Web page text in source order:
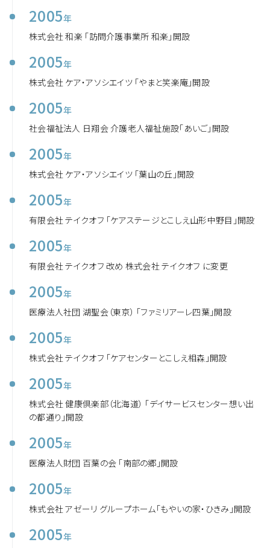
2005年
株式会社 和楽 「訪問介護事業所 和楽」開設
2005年
株式会社 ケア・アソシエイツ 「やまと笑楽庵」開設
2005年
社会福祉法人 日翔会 介護老人福祉施設「あいご」開設
2005年
株式会社 ケア・アソシエイツ 「葉山の丘」開設
2005年
有限会社 テイクオフ 「ケアステージとこしえ山形中野目」開設
2005年
有限会社 テイクオフ 改め 株式会社 テイクオフ に変更
2005年
医療法人社団 湖聖会（東京） 「ファミリアーレ四葉」開設
2005年
株式会社 テイクオフ 「ケアセンターとこしえ相森」開設
2005年
株式会社 健康倶楽部（北海道） 「デイサービスセンター想い出
の都通り」開設
2005年
医療法人財団 百葉の会 「南部の郷」開設
2005年
株式会社 アゼーリ グループホーム「もやいの家・ひきみ」開設
2005年